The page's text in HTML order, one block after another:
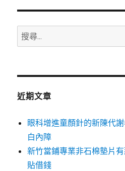
搜
尋
鍵
近期文章
眼科增進童顏針的新陳代
白內障
新竹當鋪專業非石棉墊片
貼借錢